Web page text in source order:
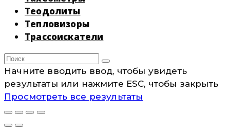
Теодолиты
Тепловизоры
Трассоискатели
Начните вводить ввод, чтобы увидеть
результаты или нажмите ESC, чтобы закрыть
Просмотреть все результаты